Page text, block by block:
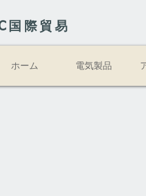
国際貿易
ホーム 電気製品